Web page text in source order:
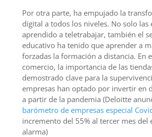
Por otra parte, ha empujado la
digital a todos los niveles. No solo las
aprendido a teletrabajar, también el
educativo ha tenido que aprender a
forzadas la formación a distancia. En
comercio, la importancia de las
demostrado clave para la
empresas han optado por invertir en
a partir de la pandemia (Deloitte
barómetro de empresas especial
incremento del 55% al tercer mes del
alarma)